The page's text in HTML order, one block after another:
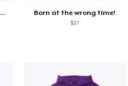
My Valentine Week (Physics) Born at the wrong time!
$27